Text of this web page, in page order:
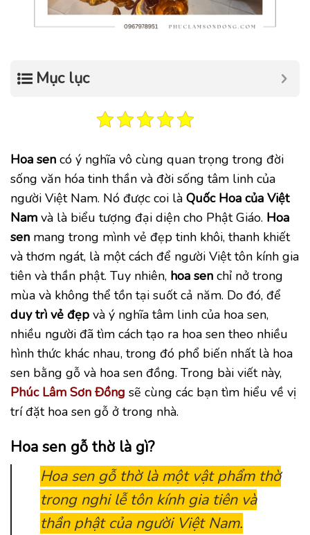
Mục lục
Hoa sen có ý nghĩa vô cùng quan trọng trong đời
sống văn hóa tinh thần và đời sống tâm linh của
người Việt Nam. Nó được coi là Quốc Hoa của Việt
Nam và là biểu tượng đại diện cho Phật Giáo. Hoa
sen mang trong mình vẻ đẹp tinh khôi, thanh khiết
và thơm ngát, là một cách để người Việt tôn kính gia
tiên và thần phật. Tuy nhiên, hoa sen chỉ nở trong
mùa và không thể tồn tại suốt cả năm. Do đó, để
duy trì vẻ đẹp và ý nghĩa tâm linh của hoa sen,
nhiều người đã tìm cách tạo ra hoa sen theo nhiều
hình thức khác nhau, trong đó phổ biến nhất là hoa
sen bằng gỗ và hoa sen đồng. Trong bài viết này,
Phúc Lâm Sơn Đồng sẽ cùng các bạn tìm hiểu về vị
trí đặt hoa sen gỗ ở trong nhà.
Hoa sen gỗ thờ là gì?
Hoa sen gỗ thờ là một vật phẩm thờ
trong nghi lễ tôn kính gia tiên và
thần phật của người Việt Nam.